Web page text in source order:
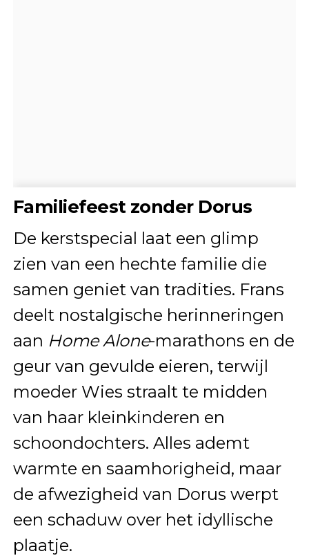
Familiefeest zonder Dorus
De kerstspecial laat een glimp
zien van een hechte familie die
samen geniet van tradities. Frans
deelt nostalgische herinneringen
aan Home Alone-marathons en de
geur van gevulde eieren, terwijl
moeder Wies straalt te midden
van haar kleinkinderen en
schoondochters. Alles ademt
warmte en saamhorigheid, maar
de afwezigheid van Dorus werpt
een schaduw over het idyllische
plaatje.